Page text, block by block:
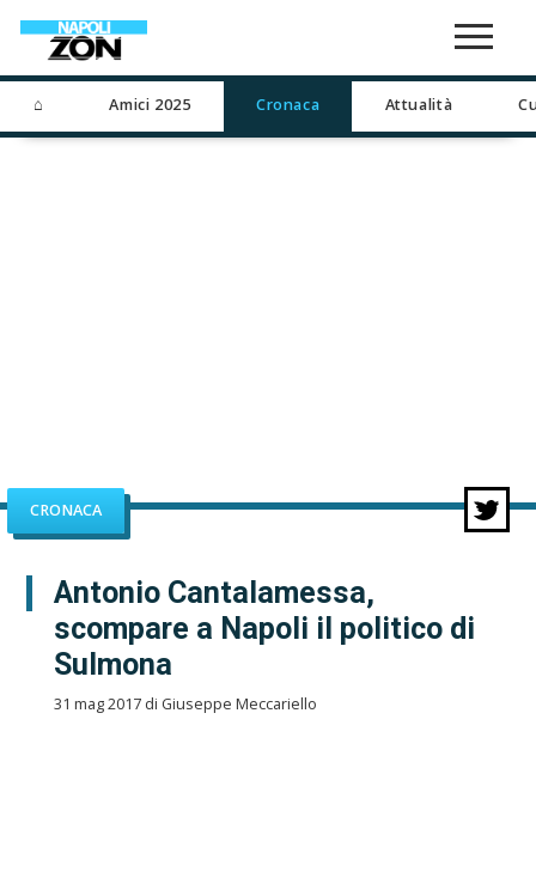
⌂ Amici 2025 Cronaca Attualità
CRONACA
Antonio Cantalamessa,
scompare a Napoli il politico di
Sulmona
31 mag 2017 di Giuseppe Meccariello